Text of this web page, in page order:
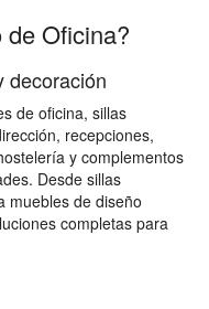
de Oficina?
decoración
de oficina, sillas
recepciones,
y complementos
Desde sillas
muebles de diseño
completas para